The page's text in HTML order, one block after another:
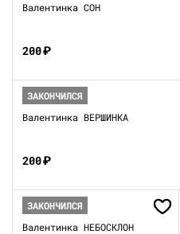
Валентинка СОН
200₽
ЗАКОНЧИЛСЯ
Валентинка ВЕРШИНКА
200₽
ЗАКОНЧИЛСЯ
Валентинка НЕБОСКЛОН